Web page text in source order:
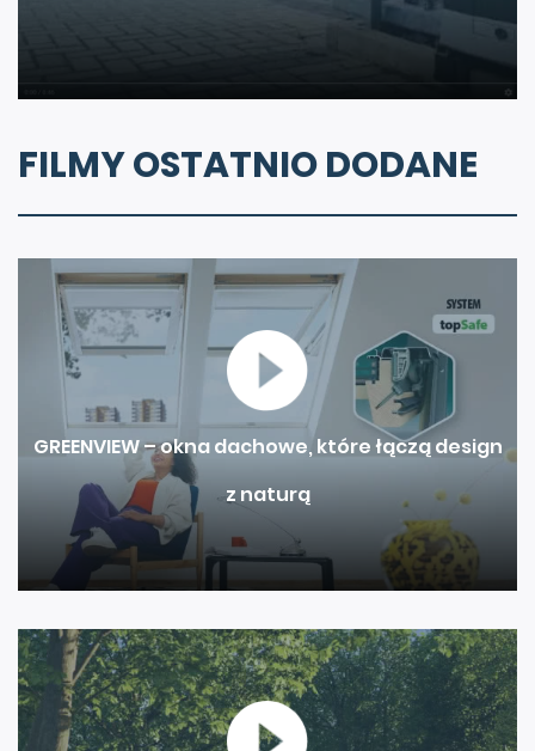
FILMY OSTATNIO DODANE
GREENVIEW – okna dachowe, które łączą design
z naturą